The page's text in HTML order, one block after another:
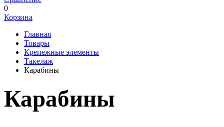
0
Корзина
Главная
Товары
Крепежные элементы
Такелаж
Карабины
Карабины